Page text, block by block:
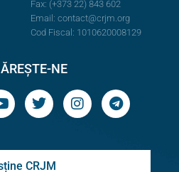
Fax: (+373 22) 843 602
Email: contact@crjm.org
Cod Fiscal: 1010620008129
NE
CRJM